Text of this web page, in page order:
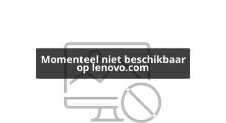
Momenteel niet beschikbaar
op lenovo.com